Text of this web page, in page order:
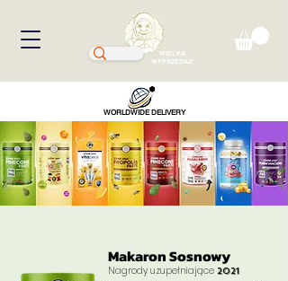
WIELKA
WYPRZEDAŻ!
WORLDWIDE DELIVERY
Makaron Sosnowy
Nagrody uzupełniające 2021